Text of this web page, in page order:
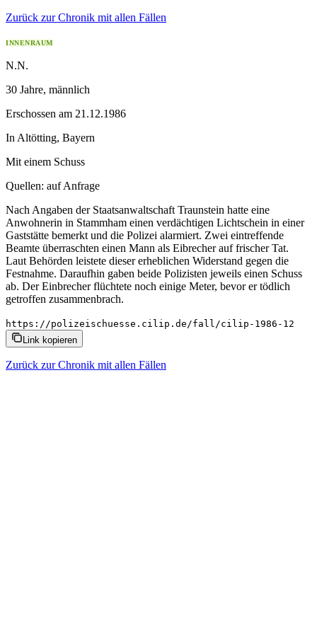
Zurück zur Chronik mit allen Fällen
INNENRAUM
N.N.
30 Jahre, männlich
Erschossen am 21.12.1986
In Altötting, Bayern
Mit einem Schuss
Quellen: auf Anfrage
Nach Angaben der Staatsanwaltschaft Traunstein hatte eine
Anwohnerin in Stammham einen verdächtigen Lichtschein in einer
Gaststätte bemerkt und die Polizei alarmiert. Zwei eintreffende
Beamte überraschten einen Mann als Eibrecher auf frischer Tat.
Laut Behörden leistete dieser erheblichen Widerstand gegen die
Festnahme. Daraufhin gaben beide Polizisten jeweils einen Schuss
ab. Der Einbrecher flüchtete noch einige Meter, bevor er tödlich
getroffen zusammenbrach.
https://polizeischuesse.cilip.de/fall/cilip-1986-12
Link kopieren
Zurück zur Chronik mit allen Fällen